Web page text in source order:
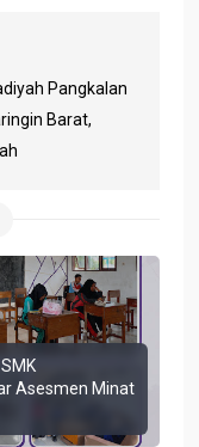
Pangkalan
Barat,
Asesmen Minat